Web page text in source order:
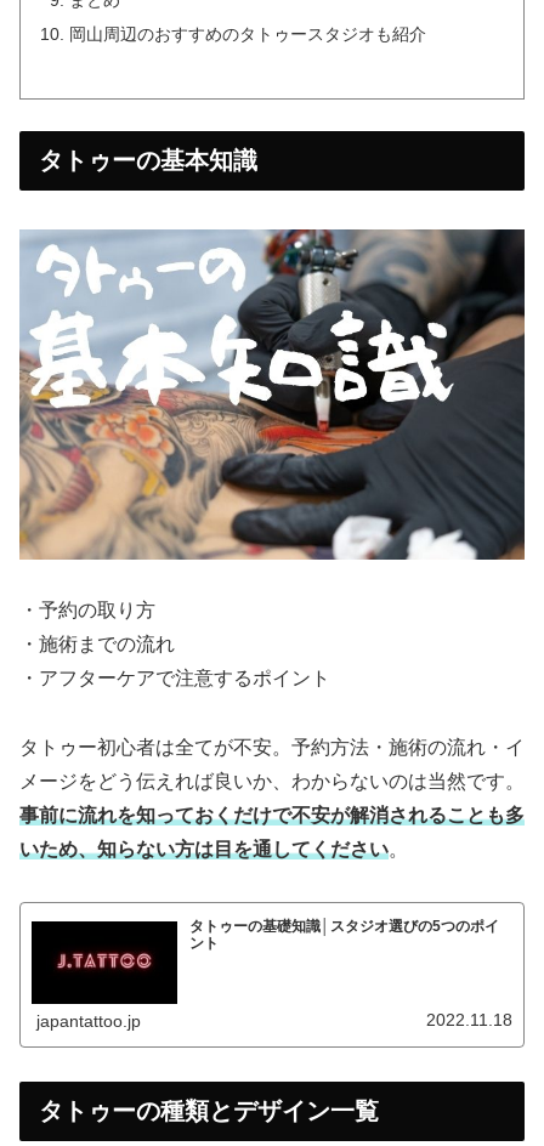
岡山周辺のおすすめのタトゥースタジオも紹介
タトゥーの基本知識
・予約の取り方
・施術までの流れ
・アフターケアで注意するポイント
タトゥー初心者は全てが不安。予約方法・施術の流れ・イ
メージをどう伝えれば良いか、わからないのは当然です。
事前に流れを知っておくだけで不安が解消されることも多
いため、知らない方は目を通してください。
タトゥーの基礎知識│スタジオ選びの5つのポイ
ント
japantattoo.jp 2022.11.18
タトゥーの種類とデザイン一覧